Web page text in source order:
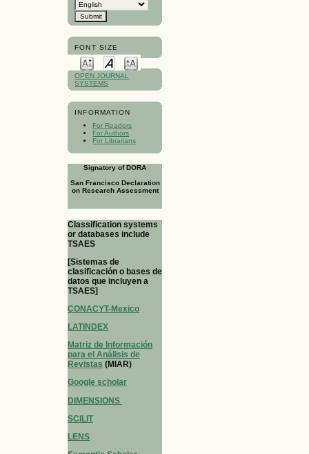
FONT SIZE
OPEN JOURNAL
SYSTEMS
INFORMATION
For Readers
For Authors
For Librarians
Signatory of DORA
San Francisco Declaration
on Research Assessment
Classification systems
or databases include
TSAES
[Sistemas de
clasificación o bases de
datos que incluyen a
TSAES]
CONACYT-Mexico
LATINDEX
Matriz de Información
para el Análisis de
Revistas (MIAR)
Google scholar
DIMENSIONS
SCILIT
LENS